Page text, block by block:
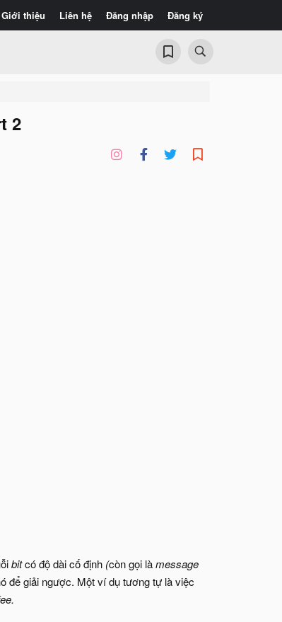
Giới thiệu Liên hệ Đăng nhập Đăng ký
2
bitcó độ dài cố định (còn gọi làmessage
để giải ngược. Một ví dụ tương tự là việc